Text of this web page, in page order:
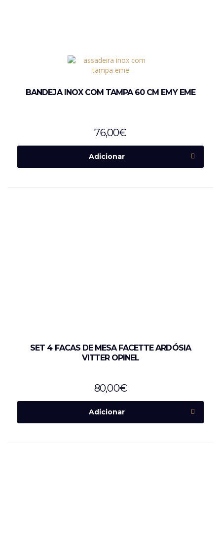
BANDEJA INOX COM TAMPA 60 CM EMY EME
76,00€
Adicionar
SET 4 FACAS DE MESA FACETTE ARDÓSIA
VITTER OPINEL
80,00€
Adicionar